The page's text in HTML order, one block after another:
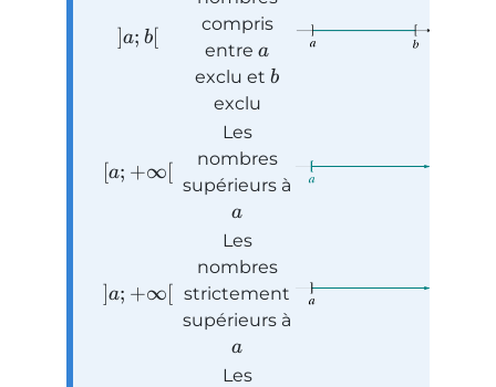
]a; b[
compris
entre a
exclu et b
exclu
[a; +∞[
Les
nombres
supérieurs à
a
]a; +∞[
Les
nombres
strictement
supérieurs à
a
Les